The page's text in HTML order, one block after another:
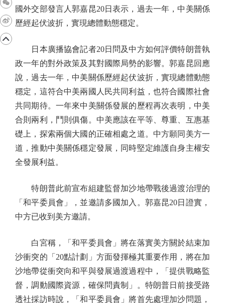
國外交部發言人郭嘉昆20日表示，過去一年，中美關係
歷經起伏波折，實現總體動態穩定。
日本廣播協會記者20日問及中方如何評價特朗普執
政一年的對外政策及其對國際局勢的影響。郭嘉昆回應
說，過去一年，中美關係歷經起伏波折，實現總體動態
穩定，這符合中美兩國人民共同利益，也符合國際社會
共同期待。一年來中美關係發展的歷程再次表明，中美
合則兩利，鬥則俱傷。中美應該在平等、尊重、互惠基
礎上，探索兩個大國的正確相處之道。中方願同美方一
道，推動中美關係穩定發展，同時堅定維護自身主權安
全發展利益。
特朗普此前宣布組建監督加沙地帶戰後過渡治理的
「和平委員會」，並邀請多國加入。郭嘉昆20日證實，
中方已收到美方邀請。
白宮稱，「和平委員會」將在落實美方關於結束加
沙衝突的「20點計劃」方面發揮極其重要作用，將在加
沙地帶從衝突向和平與發展過渡過程中，「提供戰略監
督，調動國際資源，確保問責制」。特朗普日前接受路
透社採訪時說，「和平委員會」將首先處理加沙問題，